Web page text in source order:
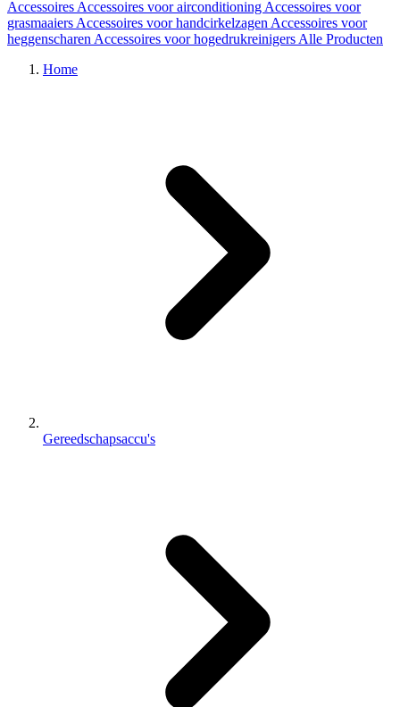
Accessoires Accessoires voor airconditioning Accessoires voor
grasmaaiers Accessoires voor handcirkelzagen Accessoires voor
heggenscharen Accessoires voor hogedrukreinigers Alle Producten
Home
Gereedschapsaccu's